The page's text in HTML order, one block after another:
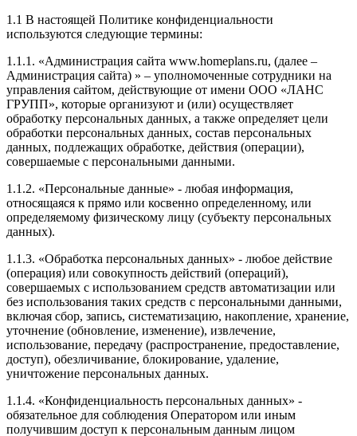
1.1 В настоящей Политике конфиденциальности
используются следующие термины:
1.1.1. «Администрация сайта www.homeplans.ru, (далее –
Администрация сайта) » – уполномоченные сотрудники на
управления сайтом, действующие от имени ООО «ЛАНС
ГРУПП», которые организуют и (или) осуществляет
обработку персональных данных, а также определяет цели
обработки персональных данных, состав персональных
данных, подлежащих обработке, действия (операции),
совершаемые с персональными данными.
1.1.2. «Персональные данные» - любая информация,
относящаяся к прямо или косвенно определенному, или
определяемому физическому лицу (субъекту персональных
данных).
1.1.3. «Обработка персональных данных» - любое действие
(операция) или совокупность действий (операций),
совершаемых с использованием средств автоматизации или
без использования таких средств с персональными данными,
включая сбор, запись, систематизацию, накопление, хранение,
уточнение (обновление, изменение), извлечение,
использование, передачу (распространение, предоставление,
доступ), обезличивание, блокирование, удаление,
уничтожение персональных данных.
1.1.4. «Конфиденциальность персональных данных» -
обязательное для соблюдения Оператором или иным
получившим доступ к персональным данным лицом